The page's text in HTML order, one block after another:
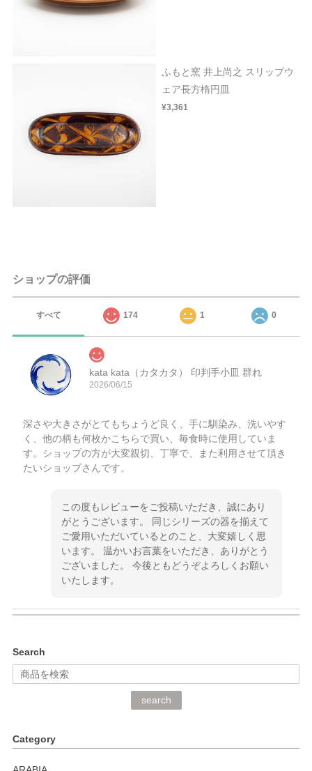
ふもと窯 井上尚之 スリップウ
ェア長方楕円皿
¥3,361
ショップの評価
すべて 174 1 0
kata kata（カタカタ） 印判手小皿 群れ
2026/06/15
深さや大きさがとてもちょうど良く、手に馴染み、洗いやす
く、他の柄も何枚かこちらで買い、毎食時に使用していま
す。ショップの方が大変親切、丁寧で、また利用させて頂き
たいショップさんです。
この度もレビューをご投稿いただき、誠にあり
がとうございます。 同じシリーズの器を揃えて
ご愛用いただいているとのこと、大変嬉しく思
います。 温かいお言葉をいただき、ありがとう
ございました。 今後ともどうぞよろしくお願い
いたします。
深さや大きさがとてもちょうど良く、手に馴染み、洗いやす
く、他の柄も何枚かこちらで買い、毎食時に使用していま
く交換して下さいました。
Search
search
Category